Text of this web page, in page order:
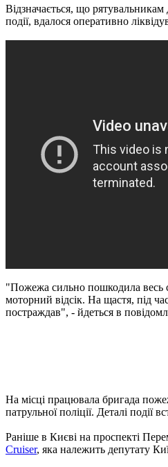
Відзначається, що
події, вдалося оперативно
"Пожежа сильно пошкодила весь
моторний відсік. На щастя, під
постраждав", - йдеться в
На місці працювала бригада
патрульної поліції. Деталі події
Раніше в Києві на проспекті
Cruiser, яка належить депутату